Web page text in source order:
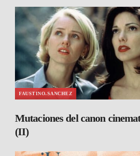
FAUSTINO.SANCHEZ
Mutaciones del canon
(II)